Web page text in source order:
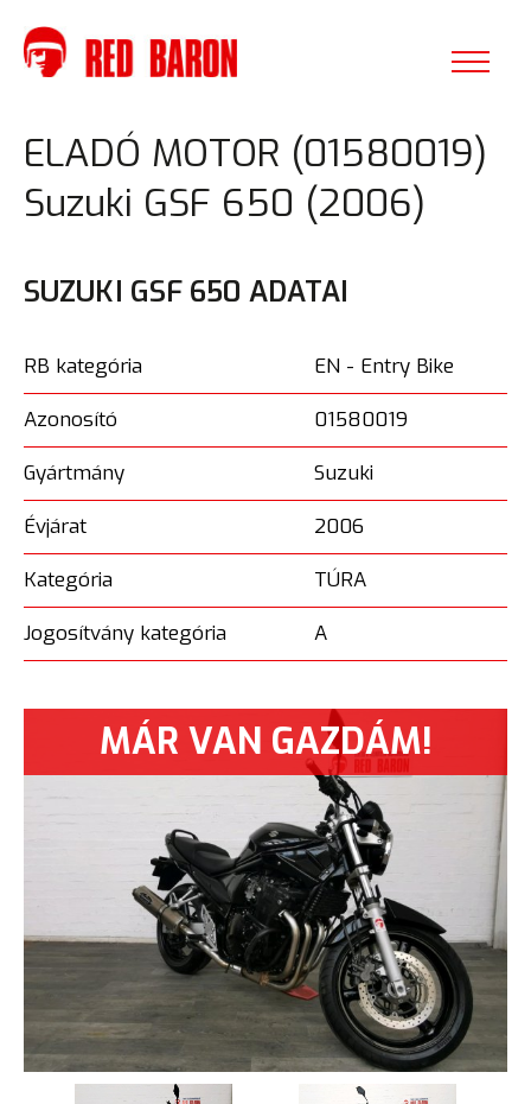
ELADÓ MOTOR (01580019)
Suzuki GSF 650 (2006)
SUZUKI GSF 650 ADATAI
RB kategória
EN - Entry Bike
Azonosító
01580019
Gyártmány
Suzuki
Évjárat
2006
Kategória
TÚRA
Jogosítvány kategória
A
MÁR VAN GAZDÁM!